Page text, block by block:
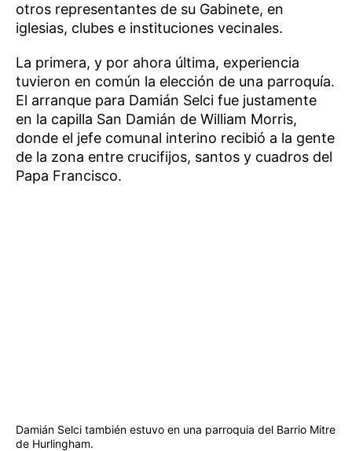
otros representantes de su Gabinete, en
iglesias, clubes e instituciones vecinales.
La primera, y por ahora última, experiencia
tuvieron en común la elección de una parroquía.
El arranque para Damián Selci fue justamente
en la capilla San Damián de William Morris,
donde el jefe comunal interino recibió a la gente
de la zona entre crucifijos, santos y cuadros del
Papa Francisco.
Damián Selci también estuvo en una parroquia del Barrio Mitre
de Hurlingham.